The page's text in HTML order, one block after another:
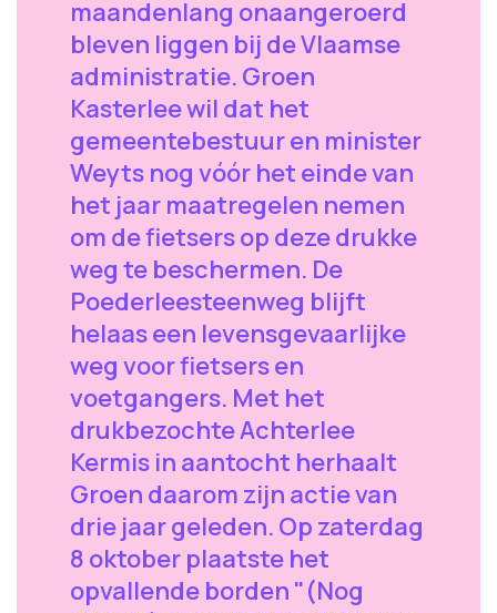
maandenlang onaangeroerd
bleven liggen bij de Vlaamse
administratie. Groen
Kasterlee wil dat het
gemeentebestuur en minister
Weyts nog vóór het einde van
het jaar maatregelen nemen
om de fietsers op deze drukke
weg te beschermen. De
Poederleesteenweg blijft
helaas een levensgevaarlijke
weg voor fietsers en
voetgangers. Met het
drukbezochte Achterlee
Kermis in aantocht herhaalt
Groen daarom zijn actie van
drie jaar geleden. Op zaterdag
8 oktober plaatste het
opvallende borden "(Nog